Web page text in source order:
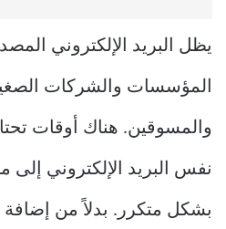
يظل البريد الإلكتروني
المؤسسات والشركات
والمسوقين. هناك أوقات
نفس البريد الإلكتروني
بشكل متكرر. بدلاً من